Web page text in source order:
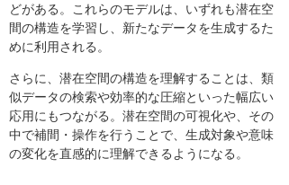
どがある。これらのモデルは、いずれも潜在空
間の構造を学習し、新たなデータを生成するた
めに利用される。
さらに、潜在空間の構造を理解することは、類
似データの検索や効率的な圧縮といった幅広い
応用にもつながる。潜在空間の可視化や、その
中で補間・操作を行うことで、生成対象や意味
の変化を直感的に理解できるようになる。